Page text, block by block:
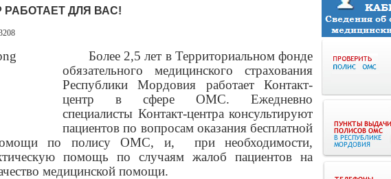
РАБОТАЕТ ДЛЯ ВАС!
Более 2,5 лет в Территориальном фонде
обязательного медицинского страхования
Республики Мордовия работает Контакт-
центр в сфере ОМС. Ежедневно
специалисты Контакт-центра консультируют
пациентов по вопросам оказания бесплатной
по полису ОМС, и,
при необходимости,
помощь по случаям жалоб пациентов на
медицинской помощи.